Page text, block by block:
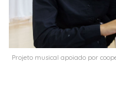
Projeto musical apoiado por